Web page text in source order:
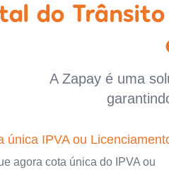
do
A Zapay é uma
única IPVA ou
agora cota única do IPVA ou